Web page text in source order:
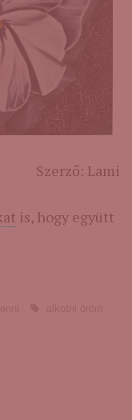
Szerző: Lami
is, hogy együtt